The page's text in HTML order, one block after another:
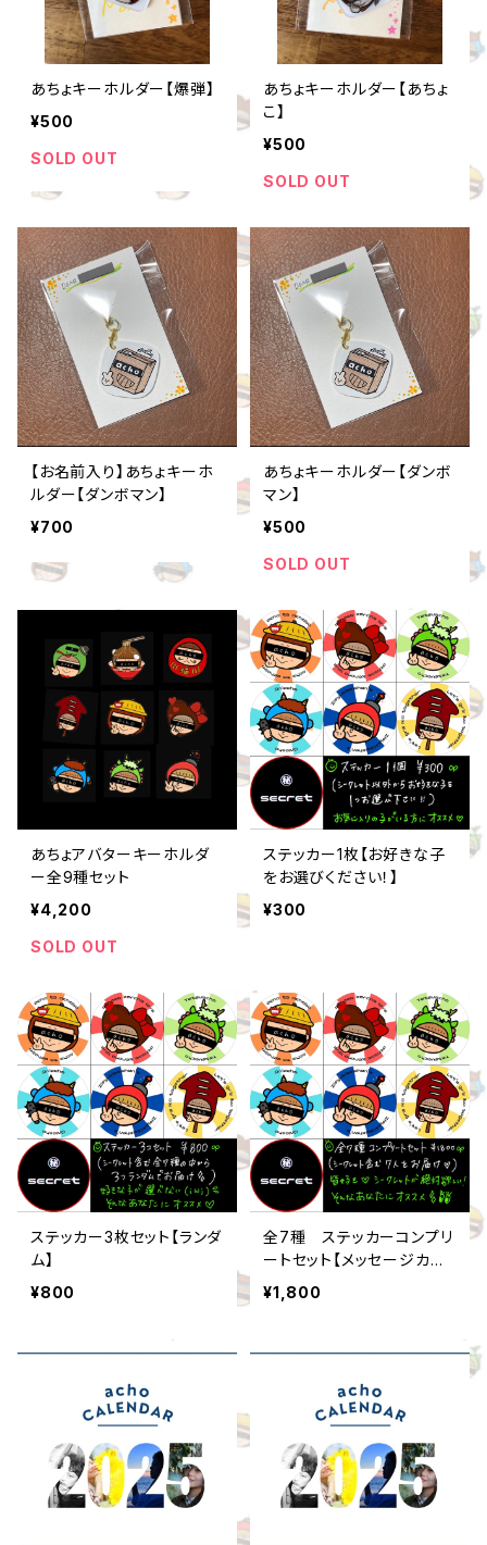
あちょキーホルダー【爆弾】
¥500
SOLD OUT
あちょキーホルダー【あちょ
こ】
¥500
SOLD OUT
【お名前入り】あちょキーホ
ルダー【ダンボマン】
¥700
あちょキーホルダー【ダンボ
マン】
¥500
SOLD OUT
あちょアバターキーホルダ
ー全9種セット
¥4,200
SOLD OUT
ステッカー1枚【お好きな子
をお選びください！】
¥300
ステッカー3枚セット【ランダ
ム】
¥800
全7種 ステッカーコンプリ
ートセット【メッセージカー
ド付き】
¥1,800